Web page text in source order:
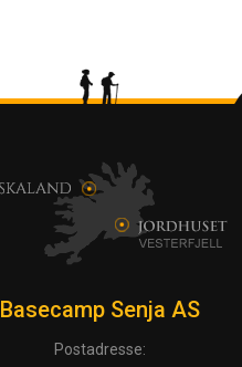
Basecamp Senja AS
Postadresse: